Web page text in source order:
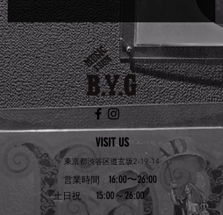
VISIT US
東京都渋谷区道玄坂2-19-14
営業時間 16:00〜26:00
土日祝 15:00～26:00